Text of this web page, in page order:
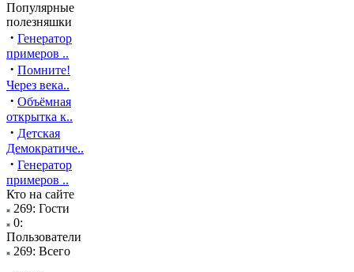
Популярные
полезняшки
· Генератор
примеров ..
· Помните!
Через века..
· Объёмная
открытка к..
· Детская
Демократиче..
· Генератор
примеров ..
Кто на сайте
269: Гости
0:
Пользователи
269: Всего